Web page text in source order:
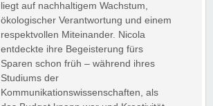
liegt auf nachhaltigem Wachstum,
ökologischer Verantwortung und einem
respektvollen Miteinander. Nicola
entdeckte ihre Begeisterung fürs
Sparen schon früh – während ihres
Studiums der
Kommunikationswissenschaften, als